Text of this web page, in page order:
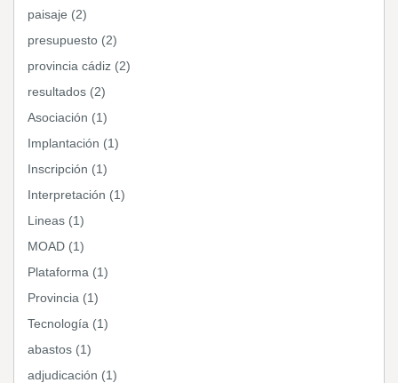
paisaje (2)
presupuesto (2)
provincia cádiz (2)
resultados (2)
Asociación (1)
Implantación (1)
Inscripción (1)
Interpretación (1)
Lineas (1)
MOAD (1)
Plataforma (1)
Provincia (1)
Tecnología (1)
abastos (1)
adjudicación (1)